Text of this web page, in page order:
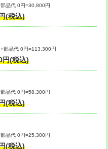
）
66,000円
）
修
）
33,000円
22,000円+材料費
キ
16,500円+材料費
品代 0円=30,800円
(税込)
部品代 0円=113,300円
円(税込)
品代 0円=58,300円
(税込)
品代 0円=25,300円
(税込)